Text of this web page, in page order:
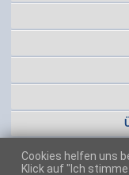
Cookies helfen uns
Klick auf "Ich